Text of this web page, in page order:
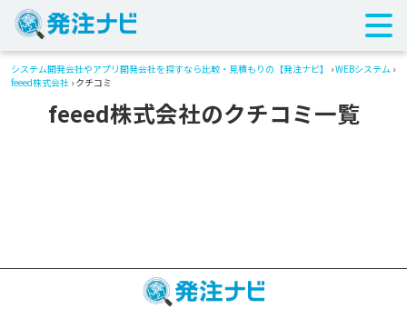
システム開発会社やアプリ開発会社を探すなら比較・見積もりの【発注ナビ】 ›WEBシステム ›
feeed株式会社 › クチコミ
feeed株式会社のクチコミ一覧